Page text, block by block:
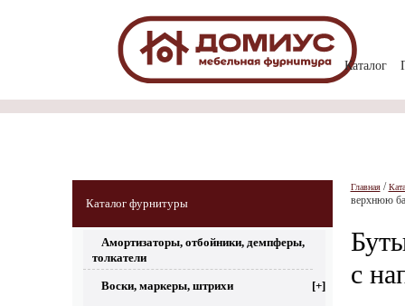
Каталог
Каталог фурнитуры
Амортизаторы, отбойники, демпферы,
толкатели
Воски, маркеры, штрихи [+]
Главная/
верхнюю
с